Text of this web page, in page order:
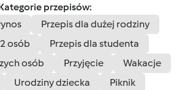
przepisów:
Przepis dla dużej rodziny
osób
Przepis dla studenta
osób
Przyjęcie
Wakacje
Urodziny dziecka
Piknik